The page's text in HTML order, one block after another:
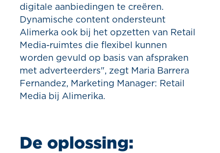
digitale aanbiedingen te creëren.
Dynamische content ondersteunt
Alimerka ook bij het opzetten van Retail
Media-ruimtes die flexibel kunnen
worden gevuld op basis van afspraken
met adverteerders", zegt Maria Barrera
Fernandez, Marketing Manager: Retail
Media bij Alimerika.
De oplossing: